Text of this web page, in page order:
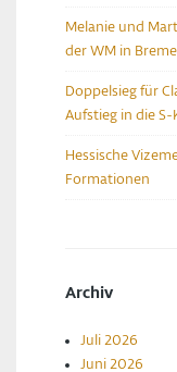
Melanie und
der WM in
Doppelsieg für
Aufstieg in die S-
Hessische
Formationen
Archiv
Juli 2026
Juni 2026